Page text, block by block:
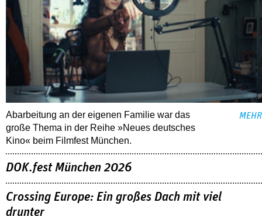
Abarbeitung an der eigenen Familie war das
große Thema in der Reihe »Neues deutsches
Kino« beim Filmfest München.
MEHR
DOK.fest München 2026
Crossing Europe: Ein großes Dach mit viel
drunter